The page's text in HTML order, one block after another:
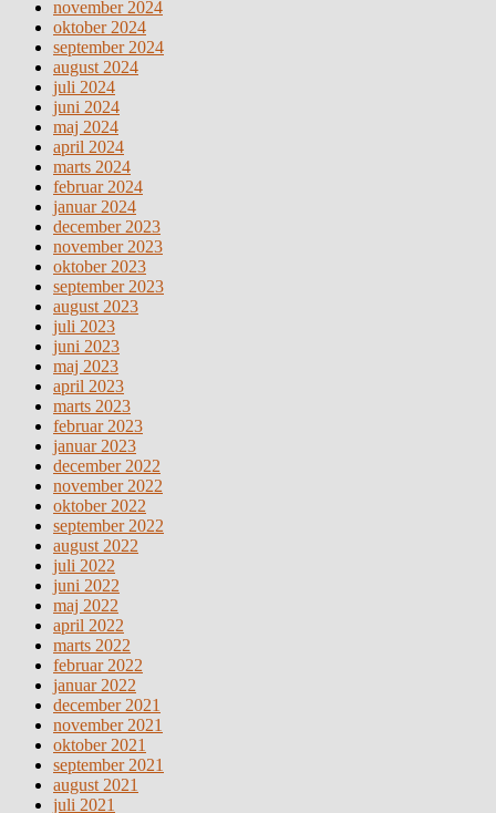
november 2024
oktober 2024
september 2024
august 2024
juli 2024
juni 2024
maj 2024
april 2024
marts 2024
februar 2024
januar 2024
december 2023
november 2023
oktober 2023
september 2023
august 2023
juli 2023
juni 2023
maj 2023
april 2023
marts 2023
februar 2023
januar 2023
december 2022
november 2022
oktober 2022
september 2022
august 2022
juli 2022
juni 2022
maj 2022
april 2022
marts 2022
februar 2022
januar 2022
december 2021
november 2021
oktober 2021
september 2021
august 2021
juli 2021